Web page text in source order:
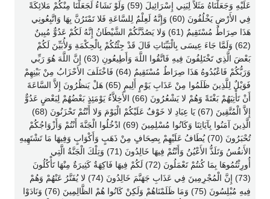
عَلَيْهِ وَجَعَلْنَاهُ مَثَلاً لِبَنِي إِسْرَائِيلَ (59) وَلَوْ نَشَاءُ لَجَعَلْنَا مِنْكُمْ مَلائِكَةً
فِي الأَرْضِ يَخْلُفُونَ (60) وَإِنَّهُ لَعِلْمٌ لِلسَّاعَةِ فَلا تَمْتَرُنَّ بِهَا وَاتَّبِعُونِي
هَذَا صِرَاطٌ مُسْتَقِيمٌ (61) وَلا يَصُدَّنَّكُمْ الشَّيْطَانُ إِنَّهُ لَكُمْ عَدُوٌّ مُبِينٌ
(62) وَلَمَّا جَاءَ عِيسَى بِالْبَيِّنَاتِ قَالَ قَدْ جِئْتُكُمْ بِالْحِكْمَةِ وَلأُبَيِّنَ لَكُمْ
بَعْضَ الَّذِي تَخْتَلِفُونَ فِيهِ فَاتَّقُوا اللَّهَ وَأَطِيعُونِ (63) إِنَّ اللَّهَ هُوَ رَبِّي
وَرَبُّكُمْ فَاعْبُدُوهُ هَذَا صِرَاطٌ مُسْتَقِيمٌ (64) فَاخْتَلَفَ الأَحْزَابُ مِنْ بَيْنِهِمْ
فَوَيْلٌ لِلَّذِينَ ظَلَمُوا مِنْ عَذَابِ يَوْمٍ أَلِيمٍ (65) هَلْ يَنظُرُونَ إِلاَّ السَّاعَةَ
أَنْ تَأْتِيَهُمْ بَغْتَةً وَهُمْ لا يَشْعُرُونَ (66) الأَخِلاَّءُ يَوْمَئِذٍ بَعْضُهُمْ لِبَعْضٍ عَدُوٌّ
إِلاَّ الْمُتَّقِينَ (67) يَا عِبَادِ لا خَوْفٌ عَلَيْكُمْ الْيَوْمَ وَلا أَنْتُمْ تَحْزَنُونَ (68)
الَّذِينَ آمَنُوا بِآيَاتِنَا وَكَانُوا مُسْلِمِينَ (69) ادْخُلُوا الْجَنَّةَ أَنْتُمْ وَأَزْوَاجُكُمْ
تُحْبَرُونَ (70) يُطَافُ عَلَيْهِمْ بِصِحَافٍ مِنْ ذَهَبٍ وَأَكْوَابٍ وَفِيهَا مَا تَشْتَهِيهِ
الأَنفُسُ وَتَلَذُّ الأَعْيُنُ وَأَنْتُمْ فِيهَا خَالِدُونَ (71) وَتِلْكَ الْجَنَّةُ الَّتِي
أُورِثْتُمُوهَا بِمَا كُنتُمْ تَعْمَلُونَ (72) لَكُمْ فِيهَا فَاكِهَةٌ كَثِيرَةٌ مِنْهَا تَأْكُلُونَ
(73) إِنَّ الْمُجْرِمِينَ فِي عَذَابِ جَهَنَّمَ خَالِدُونَ (74) لا يُفَتَّرُ عَنْهُمْ وَهُمْ
فِيهِ مُبْلِسُونَ (75) وَمَا ظَلَمْنَاهُمْ وَلَكِنْ كَانُوا هُمْ الظَّالِمِينَ (76) وَنَادَوْا